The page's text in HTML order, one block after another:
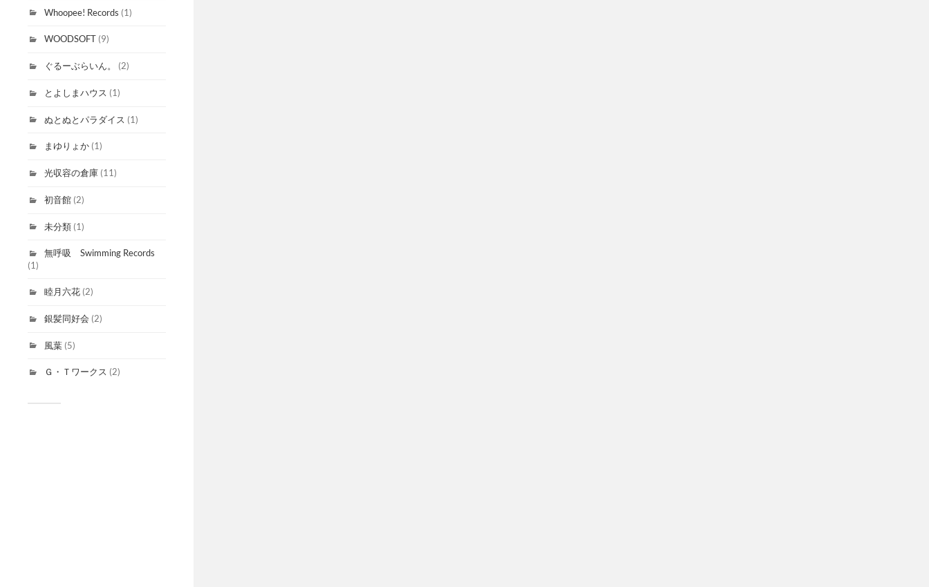
Whoopee! Records (1)
WOODSOFT (9)
ぐるーぶらいん。 (2)
とよしまハウス (1)
ぬとぬとパラダイス (1)
まゆりょか (1)
光収容の倉庫 (11)
初音館 (2)
未分類 (1)
無呼吸 Swimming Records
(1)
睦月六花 (2)
銀髪同好会 (2)
風葉 (5)
Ｇ・Ｔワークス (2)